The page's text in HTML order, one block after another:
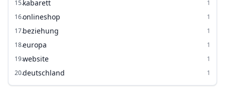
15.kabarett
1
16.onlineshop
1
17.beziehung
1
18.europa
1
19.website
1
20.deutschland 1